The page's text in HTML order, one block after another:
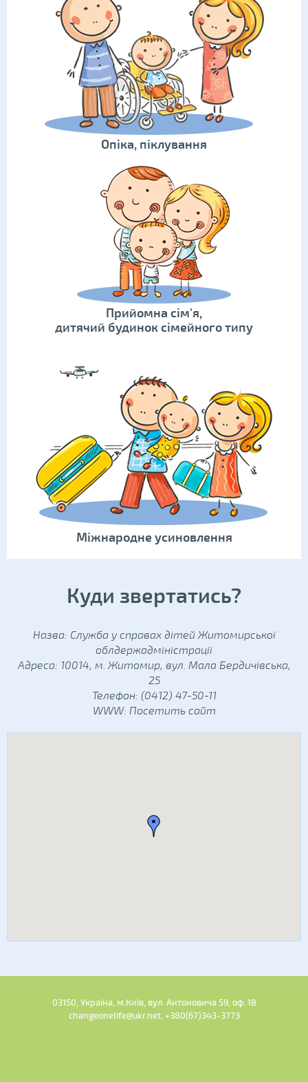
Опіка, піклування
Прийомна сім'я,
дитячий будинок сімейного типу
Міжнародне усиновлення
Куди звертатись?
Назва: Служба у справах дітей Житомирської
облдержадміністрації
Адреса: 10014, м. Житомир, вул. Мала Бердичівська,
25
Телефон: (0412) 47-50-11
WWW: Посетить сайт
03150, Україна, м.Київ, вул. Антоновича 59, оф. 18
changeonelife@ukr.net, +380(67)343-3773